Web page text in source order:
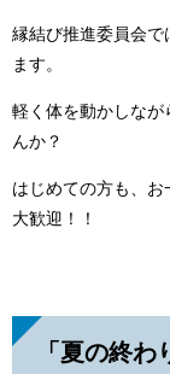
縁結び推進委員会
ます。
軽く体を動かしな
んか？
はじめての方も、お
大歓迎！！
「夏の終